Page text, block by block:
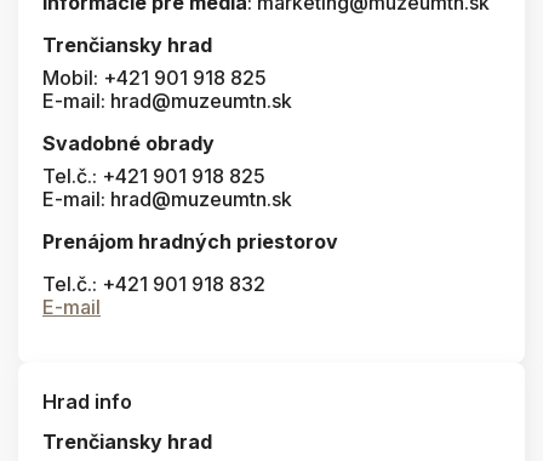
Trenčiansky hrad
Mobil: +421 901 918 825
E-mail: hrad@muzeumtn.sk
Svadobné obrady
Tel.č.: +421 901 918 825
E-mail: hrad@muzeumtn.sk
Prenájom hradných priestorov
Tel.č.: +421 901 918 832
E-mail
Hrad info
Trenčiansky hrad